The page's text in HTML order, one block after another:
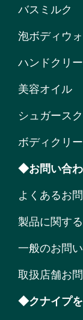
バスミルク
泡ボディウ
ハンドクリ
美容オイル
シュガース
ボディクリ
◆お問い合
よくあるお
製品に関する
一般のお問
取扱店舗お
◆クナイプ